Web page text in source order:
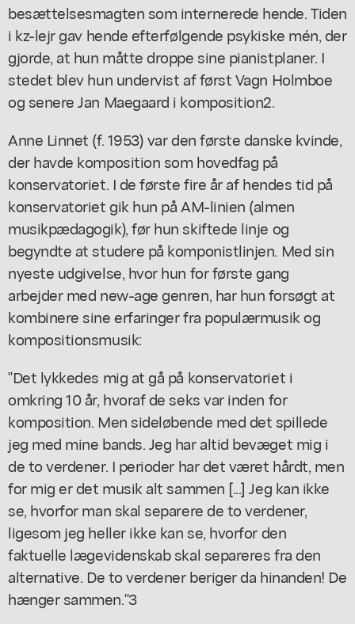
besættelsesmagten som internerede hende. Tiden
i kz-lejr gav hende efterfølgende psykiske mén, der
gjorde, at hun måtte droppe sine pianistplaner. I
stedet blev hun undervist af først Vagn Holmboe
og senere Jan Maegaard i komposition2.
Anne Linnet (f. 1953) var den første danske kvinde,
der havde komposition som hovedfag på
konservatoriet. I de første fire år af hendes tid på
konservatoriet gik hun på AM-linien (almen
musikpædagogik), før hun skiftede linje og
begyndte at studere på komponistlinjen. Med sin
nyeste udgivelse, hvor hun for første gang
arbejder med new-age genren, har hun forsøgt at
kombinere sine erfaringer fra populærmusik og
kompositionsmusik:
"Det lykkedes mig at gå på konservatoriet i
omkring 10 år, hvoraf de seks var inden for
komposition. Men sideløbende med det spillede
jeg med mine bands. Jeg har altid bevæget mig i
de to verdener. I perioder har det været hårdt, men
for mig er det musik alt sammen [...] Jeg kan ikke
se, hvorfor man skal separere de to verdener,
ligesom jeg heller ikke kan se, hvorfor den
faktuelle lægevidenskab skal separeres fra den
alternative. De to verdener beriger da hinanden! De
hænger sammen."3